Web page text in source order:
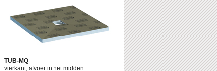
TUB-MQ
vierkant, afvoer in het midden